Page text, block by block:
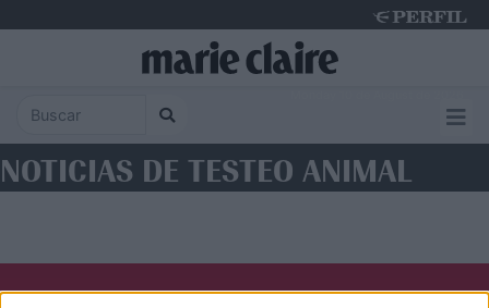
NOTICIAS DE TESTEO ANIMAL